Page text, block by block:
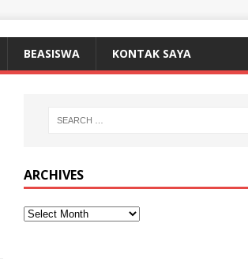
BEASISWA KONTAK SAYA
ARCHIVES